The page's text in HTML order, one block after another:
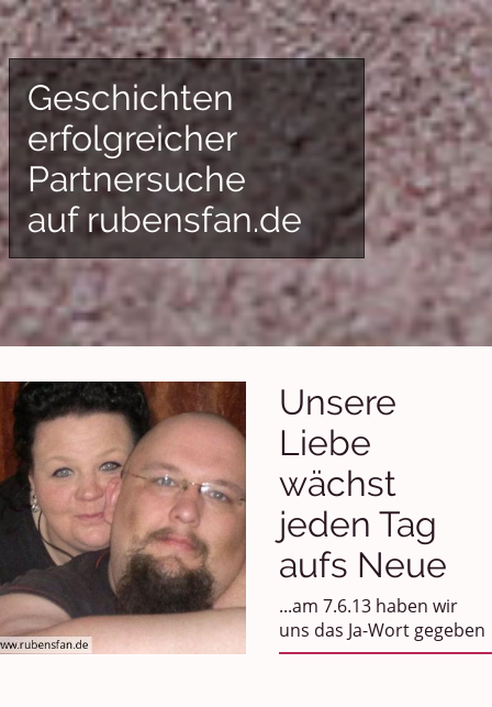
Geschichten
erfolgreicher
Partnersuche
auf rubensfan.de
Unsere
Liebe
wächst
jeden Tag
aufs Neue
...am 7.6.13 haben wir
uns das Ja-Wort gegeben